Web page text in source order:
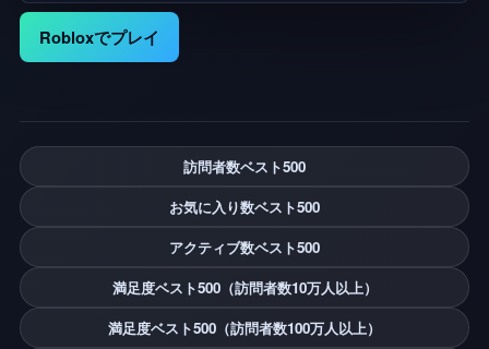
Robloxでプレイ
訪問者数ベスト500
お気に入り数ベスト500
アクティブ数ベスト500
満足度ベスト500（訪問者数10万人以上）
満足度ベスト500（訪問者数100万人以上）